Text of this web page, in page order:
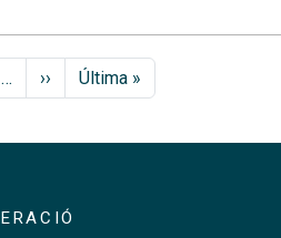
… ›› Pàgina següent
Última »